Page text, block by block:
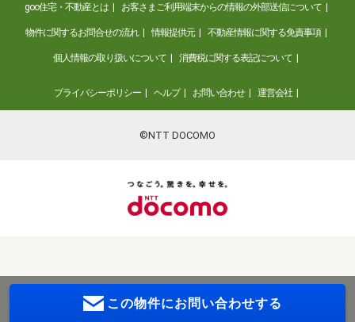
goo住宅・不動産とは お客さまご利用端末からの情報の外部送信について
物件に関するお問合せの流れ 情報提供元 不動産情報に関する免責事項
個人情報の取り扱いについて 消費税に関する表記について
プライバシーポリシー ヘルプ お問い合わせ 運営会社
©NTT DOCOMO
この物件にお問い合わせする